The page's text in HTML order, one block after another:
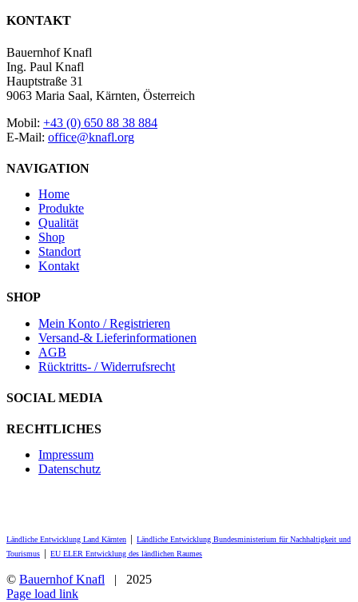
KONTAKT
Bauernhof Knafl
Ing. Paul Knafl
Hauptstraße 31
9063 Maria Saal, Kärnten, Österreich
Mobil: +43 (0) 650 88 38 884
E-Mail: office@knafl.org
NAVIGATION
Home
Produkte
Qualität
Shop
Standort
Kontakt
SHOP
Mein Konto / Registrieren
Versand-& Lieferinformationen
AGB
Rücktritts- / Widerrufsrecht
SOCIAL MEDIA
RECHTLICHES
Impressum
Datenschutz
Ländliche Entwicklung Land Kärnten
Ländliche Entwicklung Bundesministerium für Nachhaltigkeit und
Tourismus
EU ELER Entwicklung des ländlichen Raumes
© Bauernhof Knafl | 2025
Facebook
Page load link